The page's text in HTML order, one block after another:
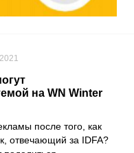
на WN Winter
после того, как
отвечающий за IDFA?